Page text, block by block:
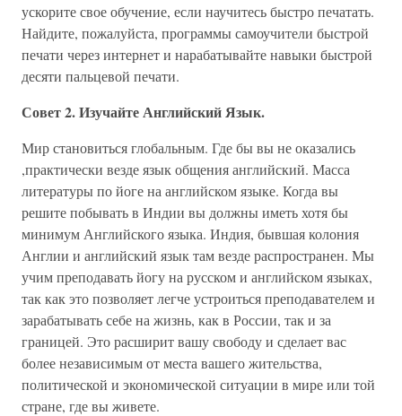
ускорите свое обучение, если научитесь быстро печатать.
Найдите, пожалуйста, программы самоучители быстрой
печати через интернет и нарабатывайте навыки быстрой
десяти пальцевой печати.
Совет 2. Изучайте Английский Язык.
Мир становиться глобальным. Где бы вы не оказались
,практически везде язык общения английский. Масса
литературы по йоге на английском языке. Когда вы
решите побывать в Индии вы должны иметь хотя бы
минимум Английского языка. Индия, бывшая колония
Англии и английский язык там везде распространен. Мы
учим преподавать йогу на русском и английском языках,
так как это позволяет легче устроиться преподавателем и
зарабатывать себе на жизнь, как в России, так и за
границей. Это расширит вашу свободу и сделает вас
более независимым от места вашего жительства,
политической и экономической ситуации в мире или той
стране, где вы живете.